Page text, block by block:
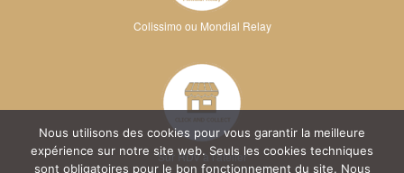
Colissimo ou Mondial Relay
Sur RDV à l'atelier
Nous utilisons des cookies pour vous garantir la meilleure
expérience sur notre site web. Seuls les cookies techniques
sont obligatoires pour le bon fonctionnement du site. Nous